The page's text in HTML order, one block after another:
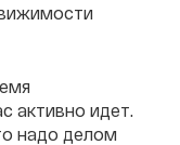
активно идет.
надо делом